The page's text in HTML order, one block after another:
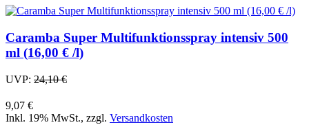
Caramba Super Multifunktionsspray intensiv 500
ml (16,00 € /l)
UVP: 24,10 €
9,07 €
Inkl. 19% MwSt., zzgl. Versandkosten